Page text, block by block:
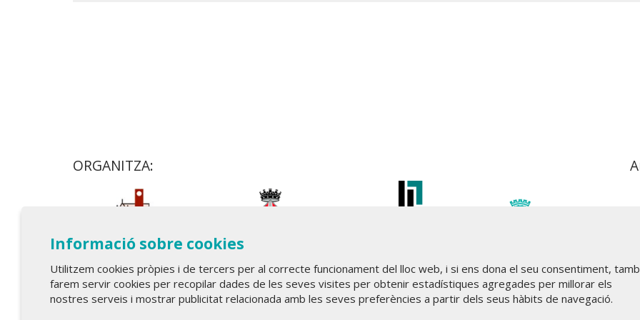
ORGANITZA:
Informació sobre cookies
Utilitzem cookies pròpies i de tercers per al correcte funcionament del lloc web, i si ens dona el seu consentiment,
farem servir cookies per recopilar dades de les seves visites per obtenir estadístiques agregades per millorar els
nostres serveis i mostrar publicitat relacionada amb les seves preferències a partir dels seus hàbits de navegació.